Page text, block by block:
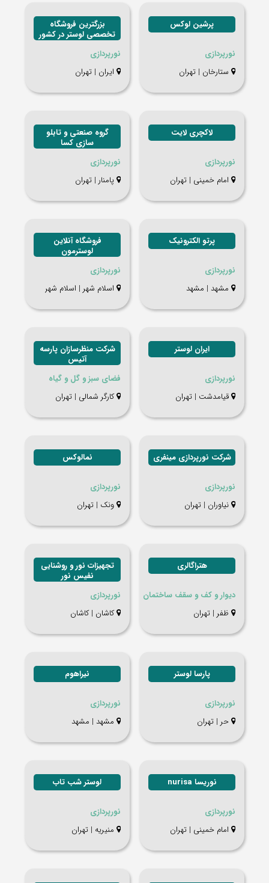
پرشین لوکس
نورپردازی
ستارخان | تهران
بزرگترین فروشگاه
تخصصی لوستر در کشور
نورپردازی
ایران | تهران
لاکچری لایت
نورپردازی
امام خمینی | تهران
گروه صنعتی و تابلو
سازی کسا
نورپردازی
پامنار | تهران
پرتو الکترونیک
نورپردازی
مشهد | مشهد
فروشگاه آنلاین
لوسترمون
نورپردازی
اسلام شهر | اسلام شهر
ایران لوستر
نورپردازی
قیامدشت | تهران
شركت منظرسازان پارسه
آتیس
فضای سبز و گل و گیاه
کارگر شمالی | تهران
شرکت نورپردازی مینفری
نورپردازی
نیاوران | تهران
نمالوکس
نورپردازی
ونک | تهران
هتراگالری
دیوار و کف و سقف ساختمان
ظفر | تهران
تجهیزات نور و روشنایی
نفیس نور
نورپردازی
کاشان | کاشان
پارسا لوستر
نورپردازی
حر | تهران
نیراهوم
نورپردازی
مشهد | مشهد
نوریسا nurisa
نورپردازی
امام خمینی | تهران
لوستر شب تاب
نورپردازی
منیریه | تهران